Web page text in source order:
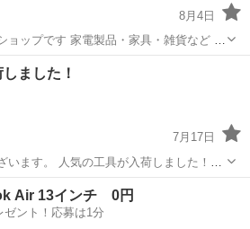
8月4日
・家具・雑貨など 幅
店くださいませ！ パ
ート、アルバイト スタッフ 大募集中 勤務時間 10:0...
リサイクルショップ
ました！
7月17日
います。 人気の工具が入荷しました！数
店お待ちしております！ 場所 佐土
リサイクルショップ宮崎屋
リサイクルショップ
Air 13インチ 0円
ゼント！応募は1分